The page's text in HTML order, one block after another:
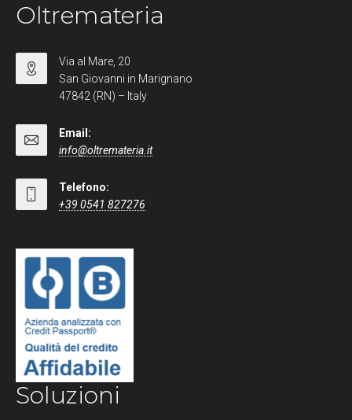
Oltremateria
Via al Mare, 20
San Giovanni in Marignano
47842 (RN) – Italy
Email:
info@oltremateria.it
Telefono:
+39 0541 827276
Soluzioni